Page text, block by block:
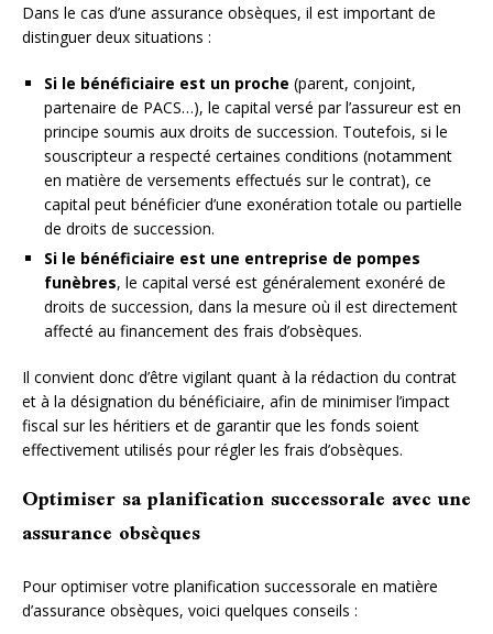
Dans le cas d’une assurance obsèques, il est important de
distinguer deux situations :
Si le bénéficiaire est un proche (parent, conjoint,
partenaire de PACS…), le capital versé par l’assureur est en
principe soumis aux droits de succession. Toutefois, si le
souscripteur a respecté certaines conditions (notamment
en matière de versements effectués sur le contrat), ce
capital peut bénéficier d’une exonération totale ou partielle
de droits de succession.
Si le bénéficiaire est une entreprise de pompes
funèbres, le capital versé est généralement exonéré de
droits de succession, dans la mesure où il est directement
affecté au financement des frais d’obsèques.
Il convient donc d’être vigilant quant à la rédaction du contrat
et à la désignation du bénéficiaire, afin de minimiser l’impact
fiscal sur les héritiers et de garantir que les fonds soient
effectivement utilisés pour régler les frais d’obsèques.
Optimiser sa planification successorale avec une
assurance obsèques
Pour optimiser votre planification successorale en matière
d’assurance obsèques, voici quelques conseils :